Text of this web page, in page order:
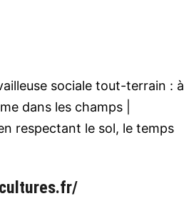
sociale tout-terrain : à
dans les champs |
respectant le sol, le temps